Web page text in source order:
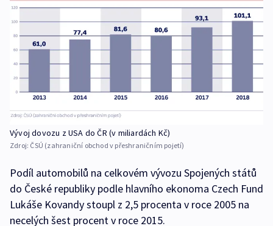
Vývoj dovozu z USA do ČR (v miliardách Kč)
Zdroj: ČSÚ (zahraniční obchod v přeshraničním pojetí)
Podíl automobilů na celkovém vývozu Spojených států
do České republiky podle hlavního ekonoma Czech Fund
Lukáše Kovandy stoupl z 2,5 procenta v roce 2005 na
necelých šest procent v roce 2015.